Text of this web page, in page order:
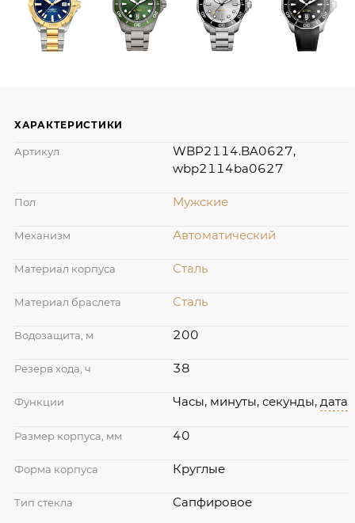
ХАРАКТЕРИСТИКИ
Артикул
WBP2114.BA0627,
wbp2114ba0627
Пол Мужские
Механизм Автоматический
Материал корпуса Сталь
Материал браслета Сталь
Водозащита, м 200
Резерв хода, ч 38
Функции Часы, минуты, секунды, дата
Размер корпуса, мм 40
Форма корпуса Круглые
Тип стекла Сапфировое